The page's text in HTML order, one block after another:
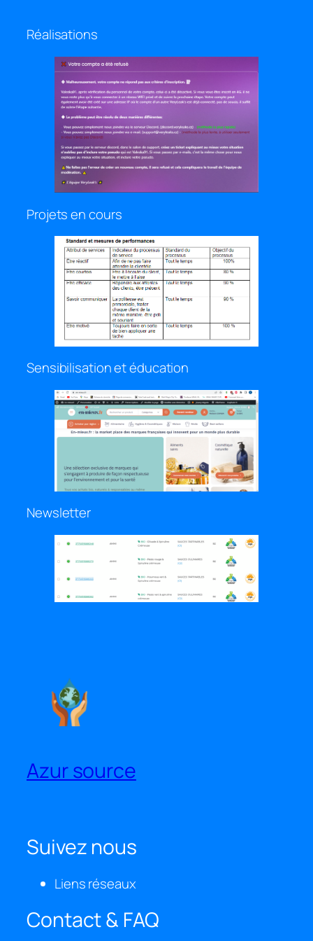
Réalisations
Projets en cours
Sensibilisation et éducation
Newsletter
Azur source
Suivez nous
Liens réseaux
Contact & FAQ